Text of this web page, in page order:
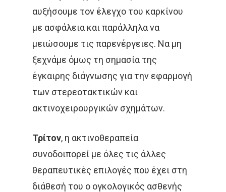
αυξήσουμε τον έλεγχο του καρκίνου
με ασφάλεια και παράλληλα να
μειώσουμε τις παρενέργειες. Να μη
ξεχνάμε όμως τη σημασία της
έγκαιρης διάγνωσης για την εφαρμογή
των στερεοτακτικών και
ακτινοχειρουργικών σχημάτων.
Τρίτον, η ακτινοθεραπεία
συνοδοιπορεί με όλες τις άλλες
θεραπευτικές επιλογές που έχει στη
διάθεσή του ο ογκολογικός ασθενής